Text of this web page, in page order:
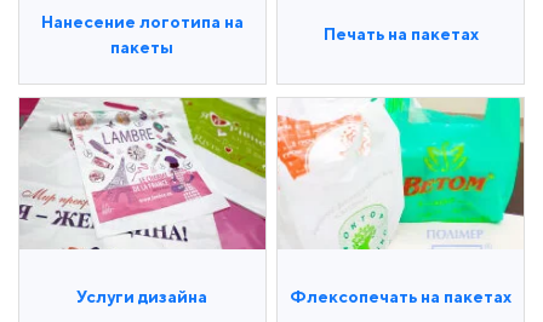
Нанесение логотипа на
пакеты
Печать на пакетах
Услуги дизайна Флексопечать на пакетах